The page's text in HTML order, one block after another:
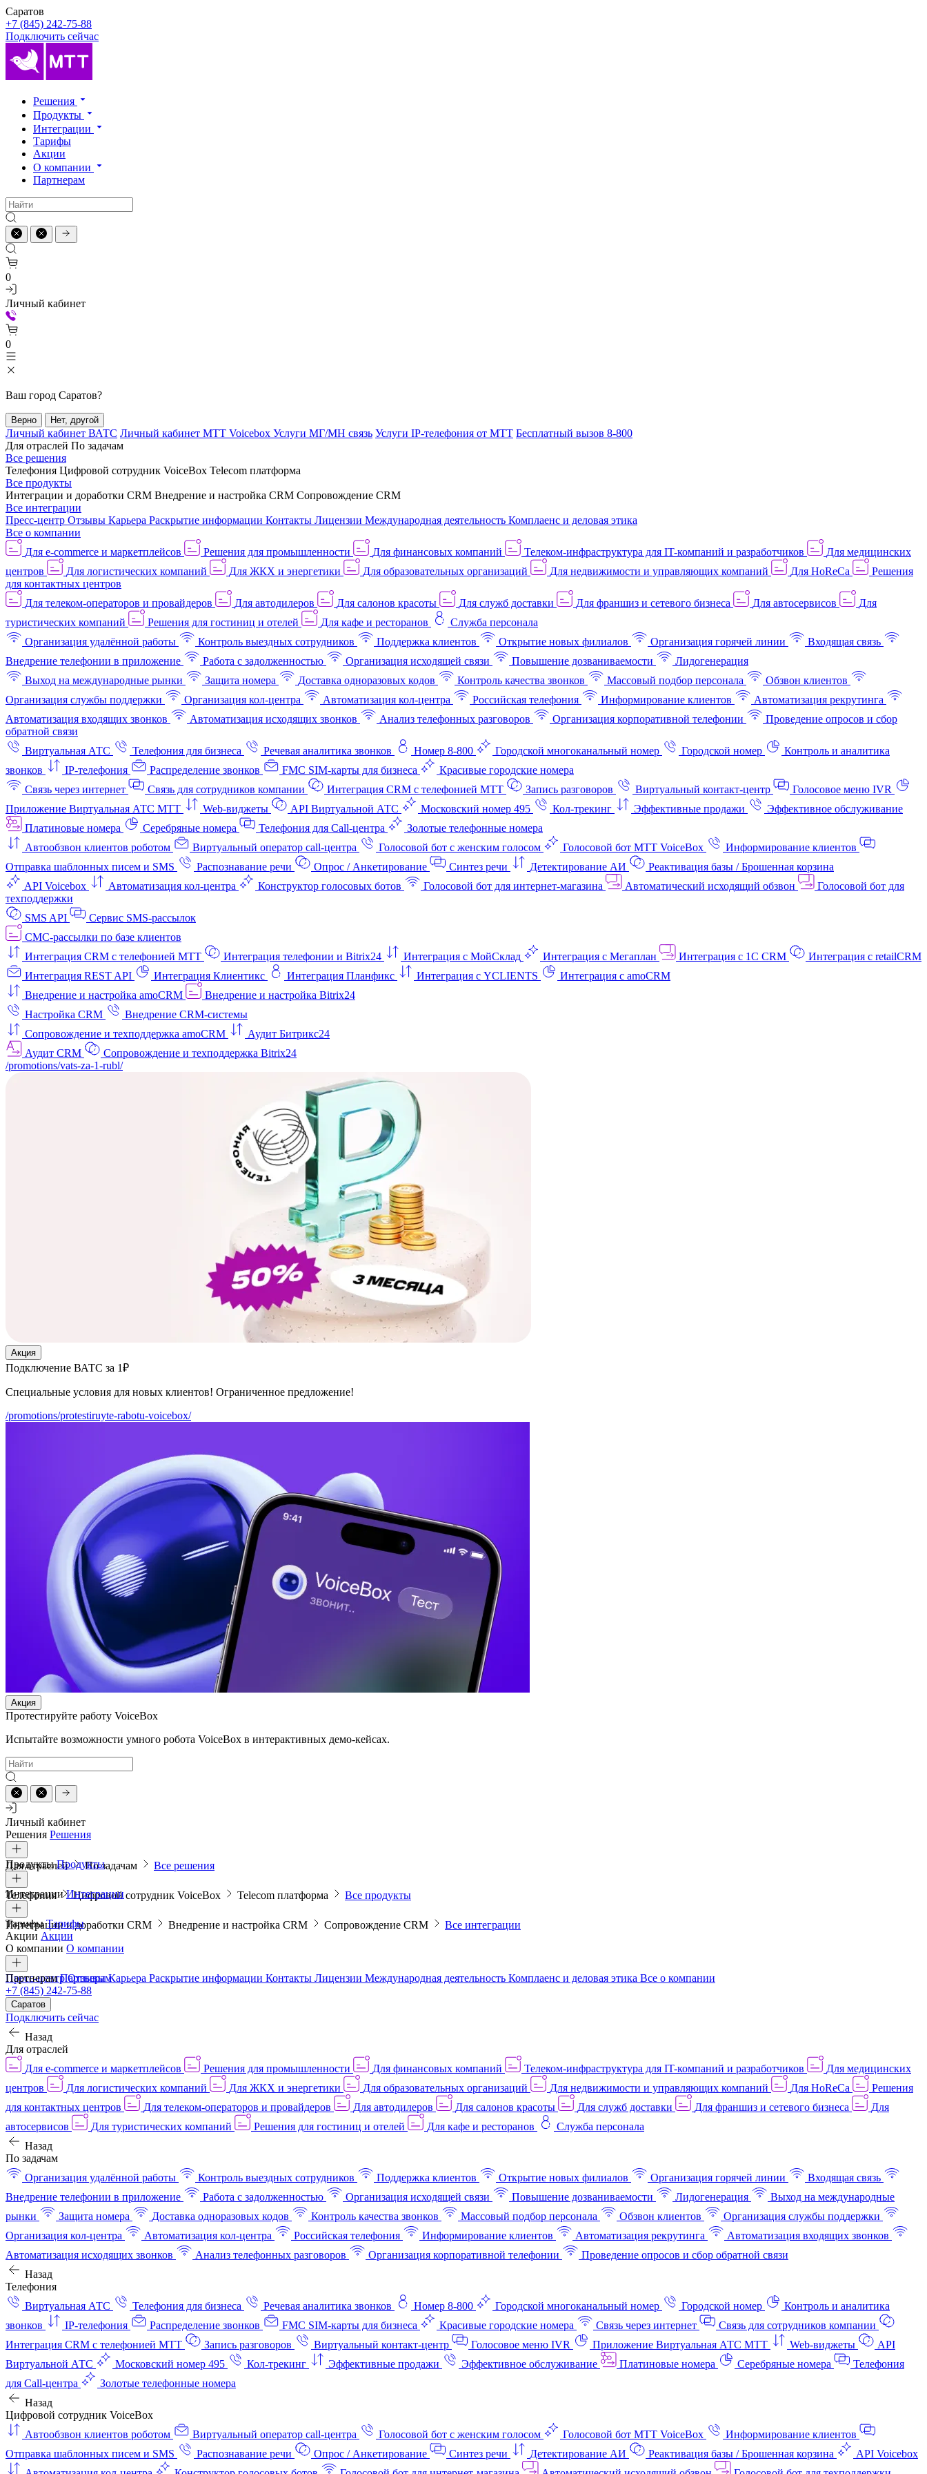
Саратов
+7 (845) 242-75-88
Подключить сейчас
Решения
Продукты
Интеграции
Тарифы
Акции
О компании
Партнерам
0
Личный кабинет
0
Ваш город Саратов?
Верно Нет, другой
Личный кабинет ВАТС Личный кабинет МТТ Voicebox Услуги МГ/МН связь Услуги IP-телефония от МТТ Бесплатный вызов 8-800
Для отраслей По задачам
Все решения
Телефония Цифровой сотрудник VoiceBox Telecom платформа
Все продукты
Интеграции и доработки CRM Внедрение и настройка CRM Сопровождение CRM
Все интеграции
Пресс-центр Отзывы Карьера Раскрытие информации Контакты Лицензии Международная деятельность Комплаенс и деловая этика
Все о компании
Для e-commerce и маркетплейсов
Решения для промышленности Для финансовых компаний Телеком-инфраструктура для IT-компаний и разработчиков
Для медицинских
центров
Для логистических компаний Для ЖКХ и энергетики Для образовательных организаций Для недвижимости и управляющих компаний Для HoReCa
Решения
для контактных центров
Для телеком-операторов и провайдеров
Для автодилеров Для салонов красоты Для служб доставки Для франшиз и сетевого бизнеса Для автосервисов
Для
туристических компаний
Решения для гостиниц и отелей Для кафе и ресторанов
Служба персонала
Организация удалённой работы
Контроль выездных сотрудников Поддержка клиентов Открытие новых филиалов Организация горячей линии
Входящая связь
Внедрение телефонии в приложение
Работа с задолженностью Организация исходящей связи Повышение дозваниваемости
Лидогенерация
Выход на международные рынки
Защита номера Доставка одноразовых кодов Контроль качества звонков Массовый подбор персонала
Обзвон клиентов
Организация службы поддержки
Организация кол-центра Автоматизация кол-центра Российская телефония Информирование клиентов
Автоматизация рекрутинга
Автоматизация входящих звонков
Автоматизация исходящих звонков Анализ телефонных разговоров Организация корпоративной телефонии
Проведение опросов и сбор
обратной связи
Виртуальная АТС
Телефония для бизнеса Речевая аналитика звонков Номер 8-800 Городской многоканальный номер Городской номер
Контроль и аналитика
звонков
IP-телефония Распределение звонков FMC SIM-карты для бизнеса
Красивые городские номера
Связь через интернет
Связь для сотрудников компании Интеграция CRM с телефонией МТТ Запись разговоров Виртуальный контакт‑центр
Голосовое меню IVR
Приложение Виртуальная АТС МТТ
Web-виджеты API Виртуальной АТС Московский номер 495 Кол-трекинг Эффективные продажи
Эффективное обслуживание
Платиновые номера
Серебряные номера Телефония для Call-центра
Золотые телефонные номера
Автообзвон клиентов роботом
Виртуальный оператор call-центра Голосовой бот с женским голосом Голосовой бот МТТ VoiceBox
Информирование клиентов
Отправка шаблонных писем и SMS
Распознавание речи Опрос / Анкетирование Синтез речи Детектирование АИ
Реактивация базы / Брошенная корзина
API Voicebox
Автоматизация кол‑центра Конструктор голосовых ботов Голосовой бот для интернет‑магазина Автоматический исходящий обзвон
Голосовой бот для
техподдержки
SMS API
Сервис SMS-рассылок
СМС-рассылки по базе клиентов
Интеграция CRM с телефонией МТТ
Интеграция телефонии и Bitrix24 Интеграция с МойСклад Интеграция с Мегаплан Интеграция с 1C CRM
Интеграция с retailCRM
Интеграция REST API
Интеграция Клиентикс Интеграция Планфикс Интеграция с YCLIENTS
Интеграция с amoCRM
Внедрение и настройка amoCRM
Внедрение и настройка Bitrix24
Настройка CRM
Внедрение CRM-системы
Сопровождение и техподдержка amoCRM
Аудит Битрикс24
Аудит CRM
Сопровождение и техподдержка Bitrix24
/promotions/vats-za-1-rubl/
Акция
Подключение ВАТС за 1₽
Специальные условия для новых клиентов! Ограниченное предложение!
/promotions/protestiruyte-rabotu-voicebox/
Акция
Протестируйте работу VoiceBox
Испытайте возможности умного робота VoiceBox в интерактивных демо-кейсах.
Личный кабинет
Решения Решения
Для отраслей По задачам Все решения
ПродуктыПродукты
Телефония Цифровой сотрудник VoiceBox Telecom платформа Все продукты
ИнтеграцииИнтеграции
Интеграции и доработки CRM Внедрение и настройка CRM Сопровождение CRM Все интеграции
ТарифыТарифы
Акции Акции
О компании О компании
Пресс-центрОтзывыКарьера Раскрытие информации Контакты Лицензии Международная деятельность Комплаенс и деловая этика Все о компании
ПартнерамПартнерам
+7 (845) 242-75-88
Саратов
Подключить сейчас
Назад
Для отраслей
Для e-commerce и маркетплейсов
Решения для промышленности Для финансовых компаний Телеком-инфраструктура для IT-компаний и разработчиков
Для медицинских
центров
Для логистических компаний Для ЖКХ и энергетики Для образовательных организаций Для недвижимости и управляющих компаний Для HoReCa
Решения
для контактных центров
Для телеком-операторов и провайдеров Для автодилеров Для салонов красоты Для служб доставки Для франшиз и сетевого бизнеса
Для
автосервисов
Для туристических компаний Решения для гостиниц и отелей Для кафе и ресторанов
Служба персонала
Назад
По задачам
Организация удалённой работы
Контроль выездных сотрудников Поддержка клиентов Открытие новых филиалов Организация горячей линии
Входящая связь
Внедрение телефонии в приложение
Работа с задолженностью Организация исходящей связи Повышение дозваниваемости Лидогенерация
Выход на международные
рынки
Защита номера Доставка одноразовых кодов Контроль качества звонков Массовый подбор персонала Обзвон клиентов
Организация службы поддержки
Организация кол-центра
Автоматизация кол-центра Российская телефония Информирование клиентов Автоматизация рекрутинга
Автоматизация входящих звонков
Автоматизация исходящих звонков
Анализ телефонных разговоров Организация корпоративной телефонии
Проведение опросов и сбор обратной связи
Назад
Телефония
Виртуальная АТС
Телефония для бизнеса Речевая аналитика звонков Номер 8-800 Городской многоканальный номер Городской номер
Контроль и аналитика
звонков
IP-телефония Распределение звонков FMC SIM-карты для бизнеса Красивые городские номера Связь через интернет
Связь для сотрудников компании
Интеграция CRM с телефонией МТТ
Запись разговоров Виртуальный контакт‑центр Голосовое меню IVR Приложение Виртуальная АТС МТТ Web-виджеты
API
Виртуальной АТС
Московский номер 495 Кол-трекинг Эффективные продажи Эффективное обслуживание Платиновые номера Серебряные номера
Телефония
для Call-центра
Золотые телефонные номера
Назад
Цифровой сотрудник VoiceBox
Автообзвон клиентов роботом
Виртуальный оператор call-центра Голосовой бот с женским голосом Голосовой бот МТТ VoiceBox
Информирование клиентов
Отправка шаблонных писем и SMS
Распознавание речи Опрос / Анкетирование Синтез речи Детектирование АИ Реактивация базы / Брошенная корзина
API Voicebox